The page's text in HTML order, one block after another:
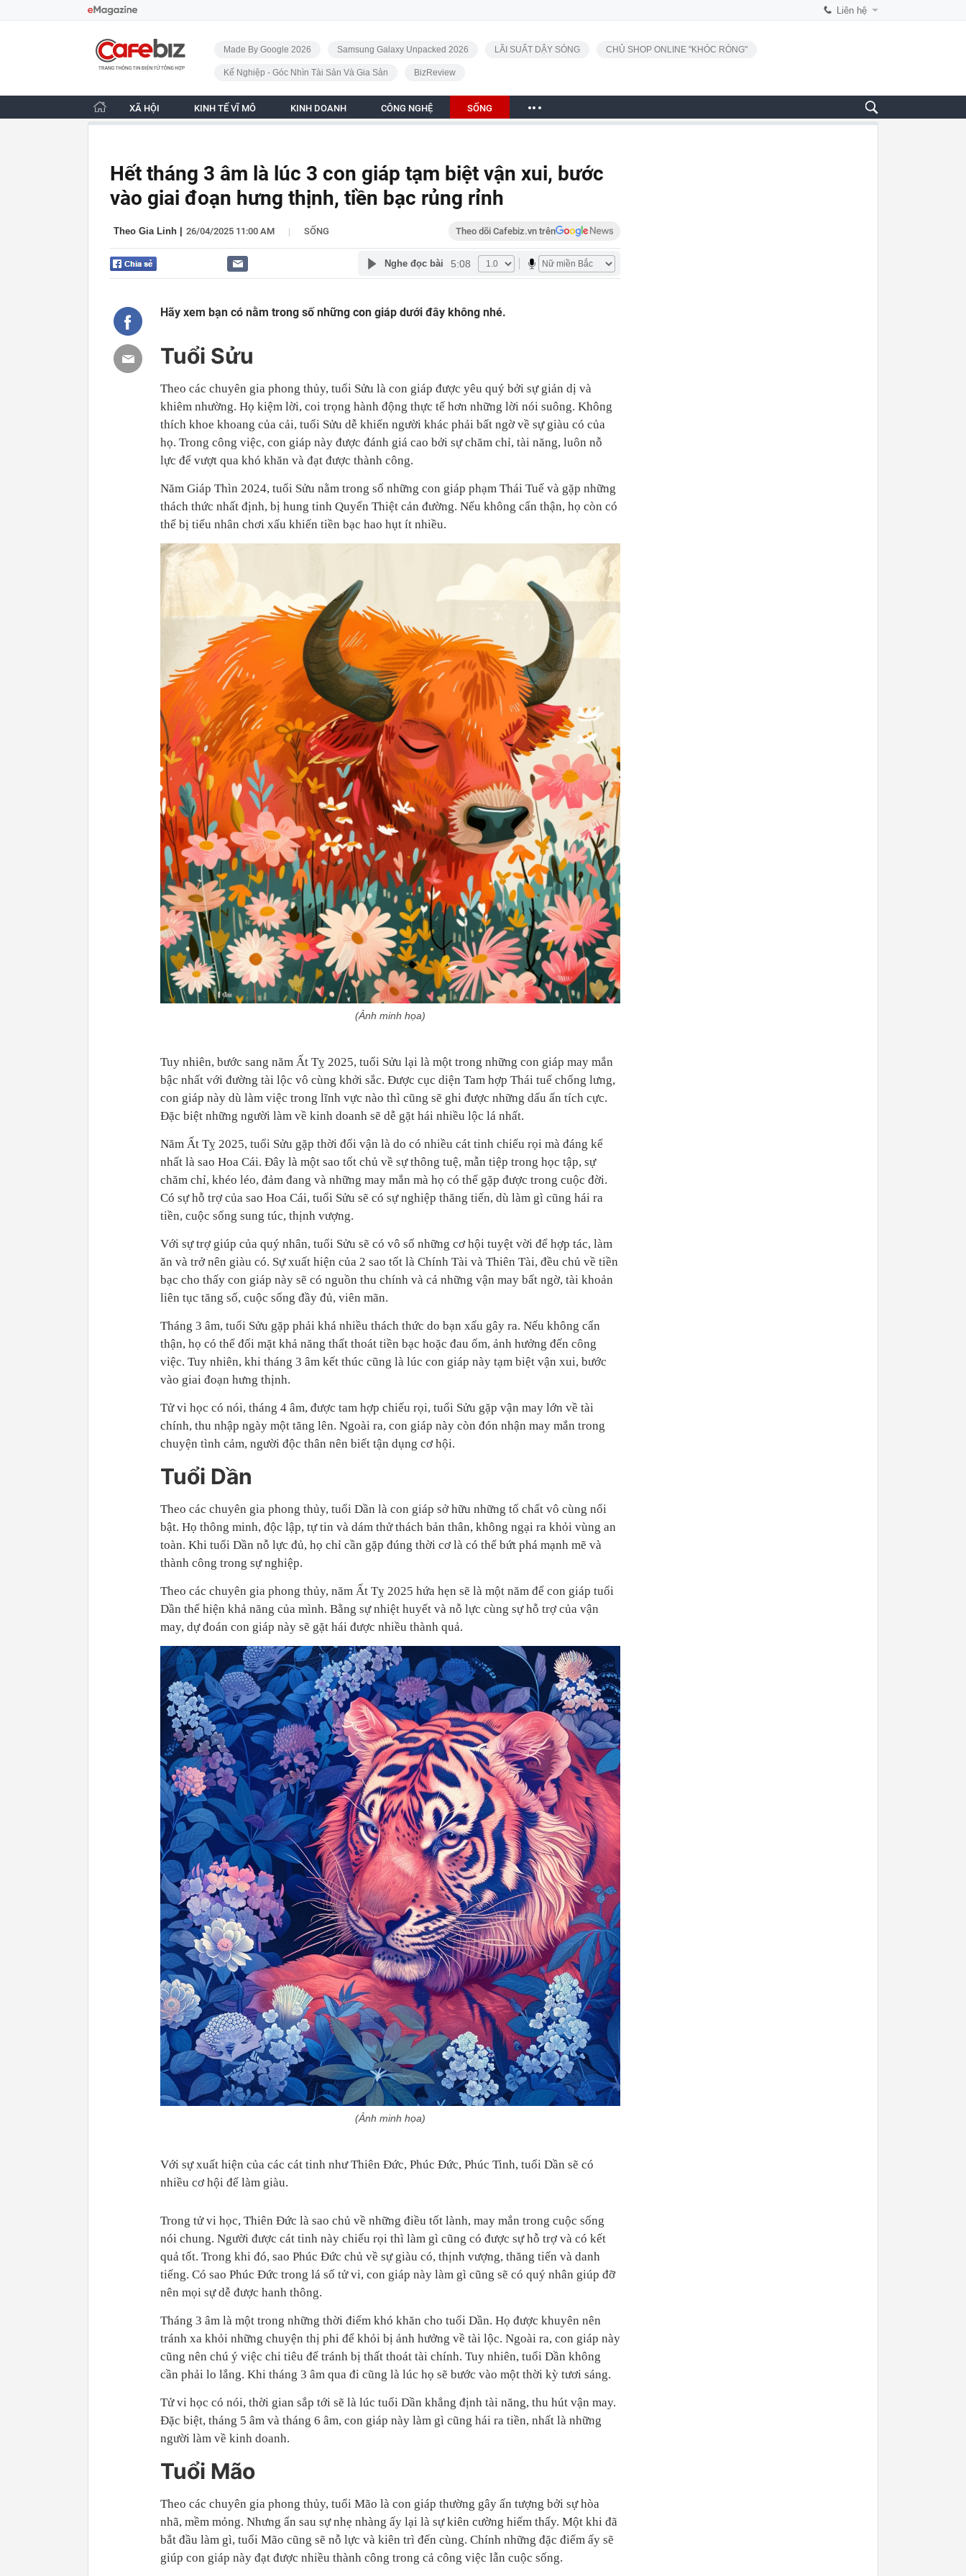
Liên hệ
CafeBiz - Trang chủ
Made By Google 2026 Samsung Galaxy Unpacked 2026 LÃI SUẤT DẬY SÓNG CHỦ SHOP ONLINE "KHÓC RÒNG"
Kế Nghiệp - Góc Nhìn Tài Sản Và Gia Sản BizReview
XÃ HỘI KINH TẾ VĨ MÔ KINH DOANH CÔNG NGHỆ SỐNG
Hết tháng 3 âm là lúc 3 con giáp tạm biệt vận xui, bước
vào giai đoạn hưng thịnh, tiền bạc rủng rỉnh
Theo Gia Linh 26/04/2025 11:00 AM | SỐNG Theo dõi Cafebiz.vn trên
Nghe đọc bài 5:08
Hãy xem bạn có nằm trong số những con giáp dưới đây không nhé.
Tuổi Sửu
Theo các chuyên gia phong thủy, tuổi Sửu là con giáp được yêu quý bởi sự giản dị và
khiêm nhường. Họ kiệm lời, coi trọng hành động thực tế hơn những lời nói suông. Không
thích khoe khoang của cải, tuổi Sửu dễ khiến người khác phải bất ngờ về sự giàu có của
họ. Trong công việc, con giáp này được đánh giá cao bởi sự chăm chỉ, tài năng, luôn nỗ
lực để vượt qua khó khăn và đạt được thành công.
Năm Giáp Thìn 2024, tuổi Sửu nằm trong số những con giáp phạm Thái Tuế và gặp những
thách thức nhất định, bị hung tinh Quyển Thiệt cản đường. Nếu không cẩn thận, họ còn có
thể bị tiểu nhân chơi xấu khiến tiền bạc hao hụt ít nhiều.
(Ảnh minh họa)
Tuy nhiên, bước sang năm Ất Tỵ 2025, tuổi Sửu lại là một trong những con giáp may mắn
bậc nhất với đường tài lộc vô cùng khởi sắc. Được cục diện Tam hợp Thái tuế chống lưng,
con giáp này dù làm việc trong lĩnh vực nào thì cũng sẽ ghi được những dấu ấn tích cực.
Đặc biệt những người làm về kinh doanh sẽ dễ gặt hái nhiều lộc lá nhất.
Năm Ất Tỵ 2025, tuổi Sửu gặp thời đổi vận là do có nhiều cát tinh chiếu rọi mà đáng kể
nhất là sao Hoa Cái. Đây là một sao tốt chủ về sự thông tuệ, mẫn tiệp trong học tập, sự
chăm chỉ, khéo léo, đảm đang và những may mắn mà họ có thể gặp được trong cuộc đời.
Có sự hỗ trợ của sao Hoa Cái, tuổi Sửu sẽ có sự nghiệp thăng tiến, dù làm gì cũng hái ra
tiền, cuộc sống sung túc, thịnh vượng.
Với sự trợ giúp của quý nhân, tuổi Sửu sẽ có vô số những cơ hội tuyệt vời để hợp tác, làm
ăn và trở nên giàu có. Sự xuất hiện của 2 sao tốt là Chính Tài và Thiên Tài, đều chủ về tiền
bạc cho thấy con giáp này sẽ có nguồn thu chính và cả những vận may bất ngờ, tài khoản
liên tục tăng số, cuộc sống đầy đủ, viên mãn.
Tháng 3 âm, tuổi Sửu gặp phải khá nhiều thách thức do bạn xấu gây ra. Nếu không cẩn
thận, họ có thể đối mặt khả năng thất thoát tiền bạc hoặc đau ốm, ảnh hưởng đến công
việc. Tuy nhiên, khi tháng 3 âm kết thúc cũng là lúc con giáp này tạm biệt vận xui, bước
vào giai đoạn hưng thịnh.
Tử vi học có nói, tháng 4 âm, được tam hợp chiếu rọi, tuổi Sửu gặp vận may lớn về tài
chính, thu nhập ngày một tăng lên. Ngoài ra, con giáp này còn đón nhận may mắn trong
chuyện tình cảm, người độc thân nên biết tận dụng cơ hội.
Tuổi Dần
Theo các chuyên gia phong thủy, tuổi Dần là con giáp sở hữu những tố chất vô cùng nổi
bật. Họ thông minh, độc lập, tự tin và dám thử thách bản thân, không ngại ra khỏi vùng an
toàn. Khi tuổi Dần nỗ lực đủ, họ chỉ cần gặp đúng thời cơ là có thể bứt phá mạnh mẽ và
thành công trong sự nghiệp.
Theo các chuyên gia phong thủy, năm Ất Tỵ 2025 hứa hẹn sẽ là một năm để con giáp tuổi
Dần thể hiện khả năng của mình. Bằng sự nhiệt huyết và nỗ lực cùng sự hỗ trợ của vận
may, dự đoán con giáp này sẽ gặt hái được nhiều thành quả.
(Ảnh minh họa)
Với sự xuất hiện của các cát tinh như Thiên Đức, Phúc Đức, Phúc Tinh, tuổi Dần sẽ có
nhiều cơ hội để làm giàu.
Trong tử vi học, Thiên Đức là sao chủ về những điều tốt lành, may mắn trong cuộc sống
nói chung. Người được cát tinh này chiếu rọi thì làm gì cũng có được sự hỗ trợ và có kết
quả tốt. Trong khi đó, sao Phúc Đức chủ về sự giàu có, thịnh vượng, thăng tiến và danh
tiếng. Có sao Phúc Đức trong lá số tử vi, con giáp này làm gì cũng sẽ có quý nhân giúp đỡ
nên mọi sự dễ được hanh thông.
Tháng 3 âm là một trong những thời điểm khó khăn cho tuổi Dần. Họ được khuyên nên
tránh xa khỏi những chuyện thị phi để khỏi bị ảnh hưởng về tài lộc. Ngoài ra, con giáp này
cũng nên chú ý việc chi tiêu để tránh bị thất thoát tài chính. Tuy nhiên, tuổi Dần không
cần phải lo lắng. Khi tháng 3 âm qua đi cũng là lúc họ sẽ bước vào một thời kỳ tươi sáng.
Tử vi học có nói, thời gian sắp tới sẽ là lúc tuổi Dần khẳng định tài năng, thu hút vận may.
Đặc biệt, tháng 5 âm và tháng 6 âm, con giáp này làm gì cũng hái ra tiền, nhất là những
người làm về kinh doanh.
Tuổi Mão
Theo các chuyên gia phong thủy, tuổi Mão là con giáp thường gây ấn tượng bởi sự hòa
nhã, mềm mỏng. Nhưng ẩn sau sự nhẹ nhàng ấy lại là sự kiên cường hiếm thấy. Một khi đã
bắt đầu làm gì, tuổi Mão cũng sẽ nỗ lực và kiên trì đến cùng. Chính những đặc điểm ấy sẽ
giúp con giáp này đạt được nhiều thành công trong cả công việc lẫn cuộc sống.